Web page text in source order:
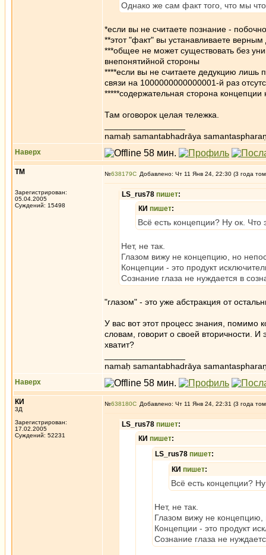
Однако же сам факт того, что мы
*если вы не считаете познание -
**этот "факт" вы устанавливаете
***общее не может существовать без
внепонятийной стороны
****если вы не считаете дедукцию лишь
связи на 1000000000000001-й раз
*****содержательная сторона
Там оговорок целая тележка.
namaḥ samantabhadrāya
Наверх
ТМ
Зарегистрирован:
05.04.2005
Суждений: 15498
№638179 Добавлено: Чт 11 Янв 24, 22:30 (3 года
LS_rus78 пишет:
КИ пишет:
Всё есть концепции? Ну ок.
Нет, не так.
Глазом вижу не концепцию, но
Концепции - это продукт
Сознание глаза не нуждается в
"глазом" - это уже абстракция от
У вас вот этот процесс знания, помимо
словам, говорит о своей вторичности.
хватит?
namaḥ samantabhadrāya
Наверх
КИ
3Д
Зарегистрирован:
17.02.2005
Суждений: 52231
№638180 Добавлено: Чт 11 Янв 24, 22:31 (3 года
LS_rus78 пишет:
КИ пишет:
LS_rus78 пишет:
КИ пишет:
Всё есть концепции?
Нет, не так.
Глазом вижу не концепцию,
Концепции - это продукт
Сознание глаза не